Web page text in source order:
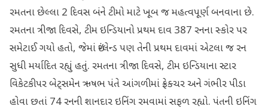
રમતના છેલ્લા 2 દિવસ બંને ટીમો માટે ખૂબ જ મહત્વપૂર્ણ બનવાના છે.
રમતના ત્રીજા દિવસે, ટીમ ઇન્ડિયાનો પ્રથમ દાવ 387 રનના સ્કોર પર
સમેટાઈ ગયો હતો, જેમાં ઇંગ્લેન્ડ પણ તેની પ્રથમ દાવમાં એટલા જ રન
સુધી મર્યાદિત રહ્યું હતું. રમતના ત્રીજા દિવસે, ટીમ ઇન્ડિયાના સ્ટાર
વિકેટકીપર બેટ્સમેન ઋષભ પંતે આંગળીમાં ફ્રેક્ચર અને ગંભીર પીડા
હોવા છતાં 74 રનની શાનદાર ઇનિંગ રમવામાં સફળ રહ્યો. પંતની ઇનિંગ